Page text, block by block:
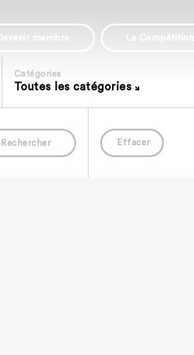
Devenir membre La Compétition
Catégories
Toutes les catégories
Rechercher Effacer